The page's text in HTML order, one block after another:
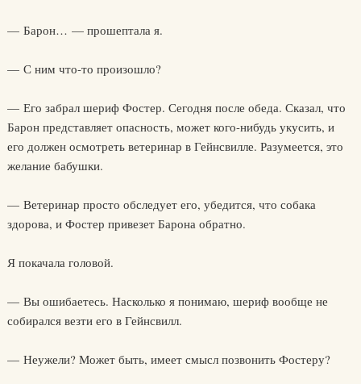
— Барон… — прошептала я.
— С ним что-то произошло?
— Его забрал шериф Фостер. Сегодня после обеда. Сказал, что
Барон представляет опасность, может кого-нибудь укусить, и
его должен осмотреть ветеринар в Гейнсвилле. Разумеется, это
желание бабушки.
— Ветеринар просто обследует его, убедится, что собака
здорова, и Фостер привезет Барона обратно.
Я покачала головой.
— Вы ошибаетесь. Насколько я понимаю, шериф вообще не
собирался везти его в Гейнсвилл.
— Неужели? Может быть, имеет смысл позвонить Фостеру?